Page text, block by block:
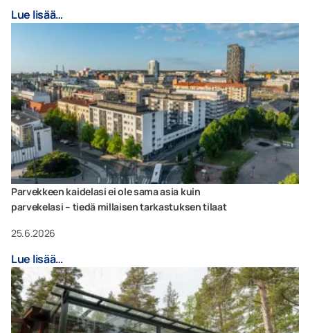
Lue lisää…
Parvekkeen kaidelasi ei ole sama asia kuin
parvekelasi – tiedä millaisen tarkastuksen tilaat
25.6.2026
Lue lisää…